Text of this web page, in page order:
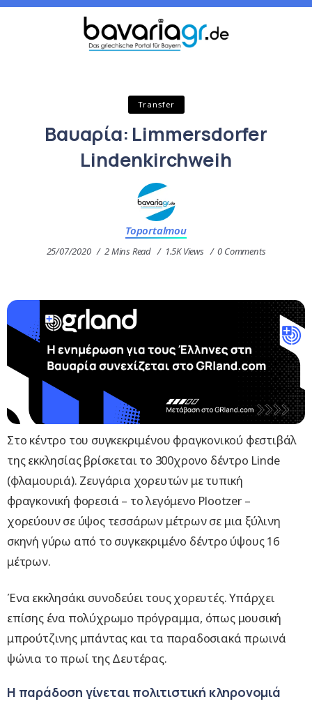
Transfer
Βαυαρία: Limmersdorfer
Lindenkirchweih
Toportalmou
25/07/2020 2 Mins Read 1.5K Views 0 Comments
Στο κέντρο του συγκεκριμένου φραγκονικού φεστιβάλ
της εκκλησίας βρίσκεται το 300χρονο δέντρο Linde
(φλαμουριά). Ζευγάρια χορευτών με τυπική
φραγκονική φορεσιά – το λεγόμενο Plootzer –
χορεύουν σε ύψος τεσσάρων μέτρων σε μια ξύλινη
σκηνή γύρω από το συγκεκριμένο δέντρο ύψους 16
μέτρων.
Ένα εκκλησάκι συνοδεύει τους χορευτές. Υπάρχει
επίσης ένα πολύχρωμο πρόγραμμα, όπως μουσική
μπρούτζινης μπάντας και τα παραδοσιακά πρωινά
ψώνια το πρωί της Δευτέρας.
Η παράδοση γίνεται πολιτιστική κληρονομιά